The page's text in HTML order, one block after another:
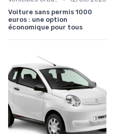
Voiture sans permis 1000
euros : une option
économique pour tous